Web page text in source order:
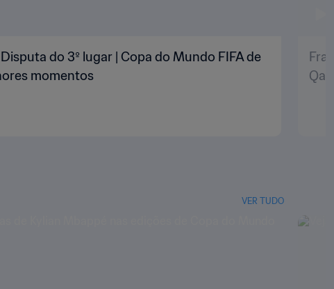
do 3º lugar | Copa do Mundo FIFA de
momentos
VER TUDO